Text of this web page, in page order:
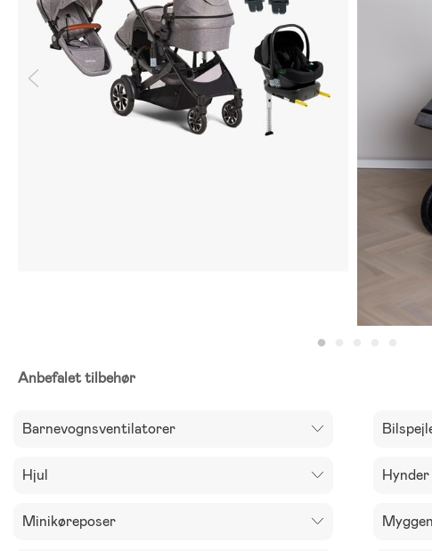
Anbefalet tilbehør
Barnevognsventilatorer
Hjul
Minikøreposer